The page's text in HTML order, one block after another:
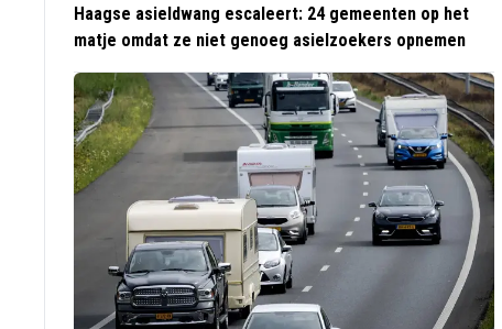
Haagse asieldwang escaleert: 24 gemeenten op het
matje omdat ze niet genoeg asielzoekers opnemen